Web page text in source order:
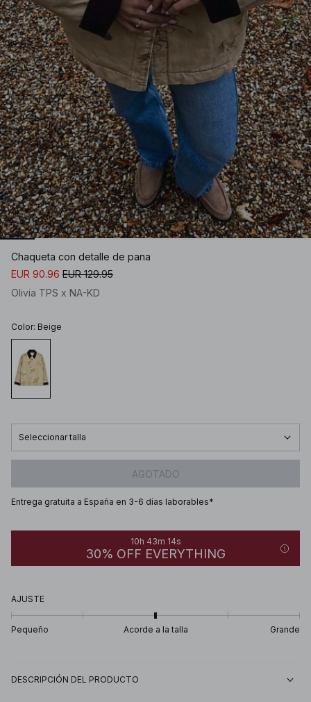
Chaqueta con detalle de pana
EUR 90.96 EUR 129.95
Olivia TPS x NA-KD
Color: Beige
Seleccionar talla
AGOTADO
Entrega gratuita a España en 3-6 días laborables*
10h 43m 14s
30% OFF EVERYTHING
AJUSTE
Pequeño Acorde a la talla Grande
DESCRIPCIÓN DEL PRODUCTO